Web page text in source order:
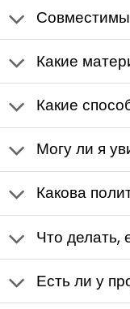
Какие
Какие
Могу ли я
Какова
Что
Есть ли у